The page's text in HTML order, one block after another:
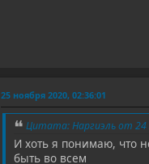
25 ноября 2020, 02:36:01
Цитата: Наргиэль от 24
И хоть я понимаю, что
быть во всем